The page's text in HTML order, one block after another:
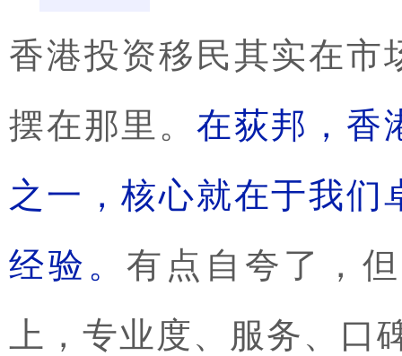
香港投资移民其实在市
摆在那里。 在荻邦，香
之一，核心就在于我们
经验。有点自夸了，
上，专业度、服务、口